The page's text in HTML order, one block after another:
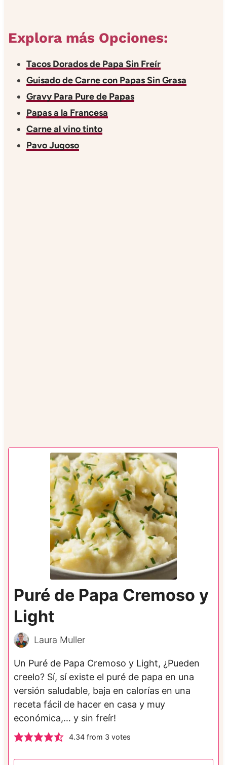
Explora más Opciones:
Tacos Dorados de Papa Sin Freír
Guisado de Carne con Papas Sin Grasa
Gravy Para Pure de Papas
Papas a la Francesa
Carne al vino tinto
Pavo Jugoso
Puré de Papa Cremoso y
Light
Laura Muller
Un Puré de Papa Cremoso y Light, ¿Pueden
creelo? Sí, sí existe el puré de papa en una
versión saludable, baja en calorías en una
receta fácil de hacer en casa y muy
económica,… y sin freír!
4.34from 3 votes